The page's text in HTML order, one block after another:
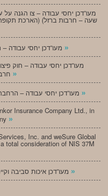
»
»
»
Insurance Company Ltd., in
»
Inc. and weSure Global
total consideration of NIS 37M
»